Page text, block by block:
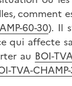
comment
60-30). Il
qui affecte
au BOI-
TVA-